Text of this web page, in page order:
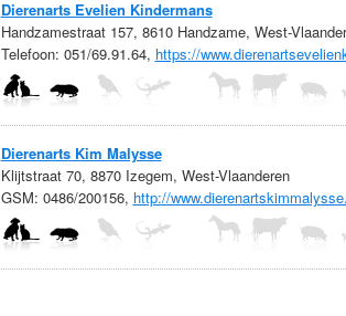
Dierenarts Evelien Kindermans
Handzamestraat 157, 8610 Handzame, West-
Telefoon: 051/69.91.64, https://
Dierenarts Kim Malysse
Klijtstraat 70, 8870 Izegem, West-Vlaanderen
GSM: 0486/200156, http://